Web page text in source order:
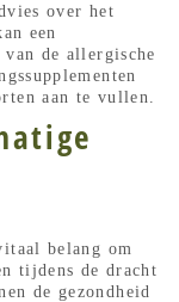
over het
een
de allergische
aan te vullen.
belang om
tijdens de dracht
de gezondheid